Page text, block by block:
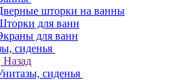
шторки на ванны
для ванн
для ванн
сиденья
Назад
сиденья